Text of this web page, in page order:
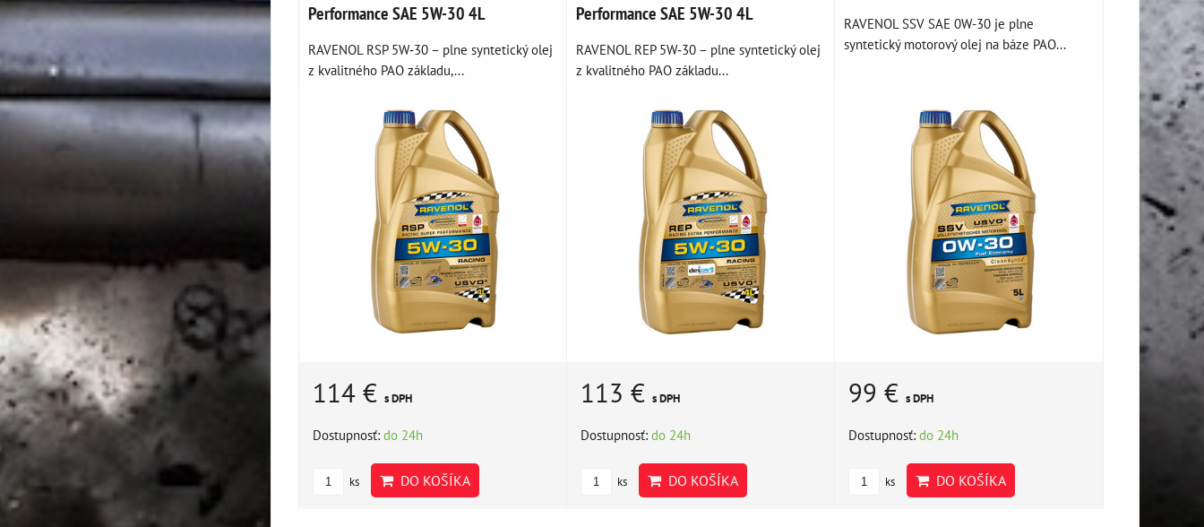
Performance SAE 5W-30 4L
RAVENOL RSP 5W‑30 – plne syntetický olej
z kvalitného PAO základu,...
114 € s DPH
Dostupnosť: do 24h
ks DO KOŠÍKA
Performance SAE 5W-30 4L
RAVENOL REP 5W‑30 – plne syntetický olej
z kvalitného PAO základu...
113 € s DPH
Dostupnosť: do 24h
ks DO KOŠÍKA
RAVENOL SSV SAE 0W-30 je plne
syntetický motorový olej na báze PAO...
99 €s DPH
Dostupnosť:do 24h
ks DO KOŠÍKA